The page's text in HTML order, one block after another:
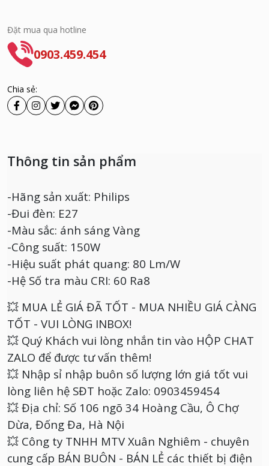
Đặt mua qua hotline
0903.459.454
Chia sẻ:
Thông tin sản phẩm
-Hãng sản xuất: Philips
-Đui đèn: E27
-Màu sắc: ánh sáng Vàng
-Công suất: 150W
-Hiệu suất phát quang: 80 Lm/W
-Hệ Số tra màu CRI: 60 Ra8
💥 MUA LẺ GIÁ ĐÃ TỐT - MUA NHIỀU GIÁ CÀNG
TỐT - VUI LÒNG INBOX!
💥 Quý Khách vui lòng nhắn tin vào HỘP CHAT
ZALO để được tư vấn thêm!
💥 Nhập sỉ nhập buôn số lượng lớn giá tốt vui
lòng liên hệ SĐT hoặc Zalo: 0903459454
💥 Địa chỉ: Số 106 ngõ 34 Hoàng Cầu, Ô Chợ
Dừa, Đống Đa, Hà Nội
💥 Công ty TNHH MTV Xuân Nghiêm - chuyên
cung cấp BÁN BUÔN - BÁN LẺ các thiết bị điện